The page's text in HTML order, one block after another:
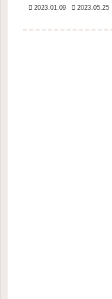
2023.01.09 2023.05.25